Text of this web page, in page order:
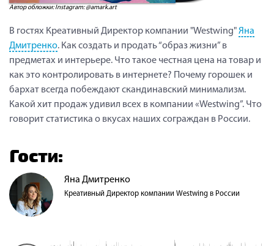
Автор обложки: Instagram: @amark.art
В гостях Креативный Директор компании "Westwing"Яна
Дмитренко. Как создать и продать “образ жизни” в
предметах и интерьере. Что такое честная цена на товар и
как это контролировать в интернете? Почему горошек и
бархат всегда побеждают скандинавский минимализм.
Какой хит продаж удивил всех в компании «Westwing”. Что
говорит статистика о вкусах наших сограждан в России.
Гости:
Яна Дмитренко
Креативный Директор компании Westwing в России